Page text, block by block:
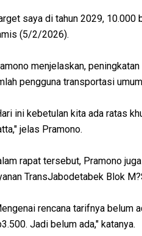
saya di tahun 2029, 10.000
(5/2/2026).
menjelaskan,
pengguna transportasi
ini kebetulan kita ada ratas
jelas Pramono.
rapat tersebut, Pramono
TransJabodetabek Blok
rencana tarifnya belum
Jadi belum ada," katanya.